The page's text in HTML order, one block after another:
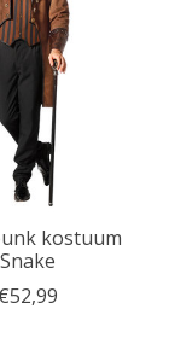
kostuum
Snake
€52,99